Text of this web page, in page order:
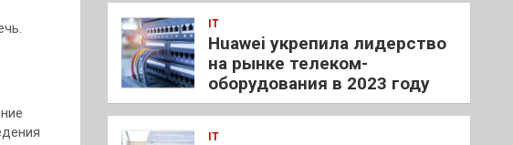
IT
Huawei укрепила лидерство
на рынке телеком-
оборудования в 2023 году
IT